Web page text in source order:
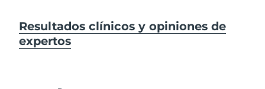
Resultados clínicos y opiniones de
expertos